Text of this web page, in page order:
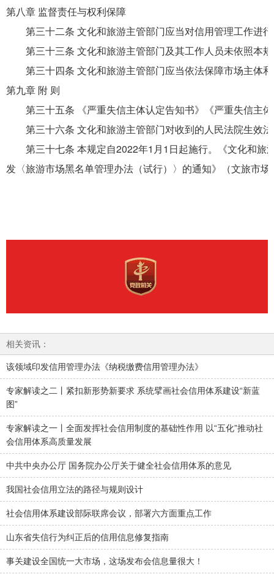
第八章 监督责任与权利保障
第三十二条 文化和旅游主管部门应当对信用管理工作进
第三十三条 文化和旅游主管部门及其工作人员未依照本
第三十四条 文化和旅游主管部门应当依法保障市场主体
第九章 附 则
第三十五条 《严重失信主体认定告知书》《严重失信主
第三十六条 文化和旅游主管部门对收到的人民法院生效法
第三十七条 本规定自2022年1月1日起施行。《文化和旅
发〈旅游市场黑名单管理办法（试行）〉的通知》（文旅市
相关资讯：
该领域印发信用管理办法《纳税缴费信用管理办法》
专家解读之二丨紧扣新形势新要求 系统擘画社会信用体系建设“新蓝
图”
专家解读之一丨全面发挥社会信用制度的基础性作用 以“五化”推动社
会信用体系高质量发展
中共中央办公厅 国务院办公厅关于健全社会信用体系的意见
我国社会信用立法的路径与规则设计
社会信用体系建设部际联席会议，部署六方面重点工作
山东省失信行为纠正后的信用信息修复指南
事关建设全国统一大市场，这场发布会信息量很大！